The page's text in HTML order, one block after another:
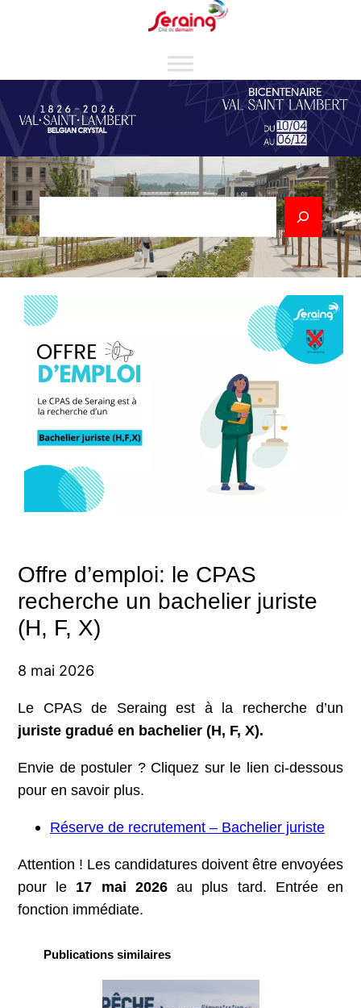
Rechercher
Offre d’emploi: le CPAS
recherche un bachelier juriste
(H, F, X)
8 mai 2026
Le CPAS de Seraing est à la recherche d’un
juriste gradué en bachelier (H, F, X).
Envie de postuler ? Cliquez sur le lien ci-dessous
pour en savoir plus.
Réserve de recrutement – Bachelier juriste
Attention ! Les candidatures doivent être envoyées
pour le 17 mai 2026au plus tard. Entrée en
fonction immédiate.
Publications similaires
Cookies management panel